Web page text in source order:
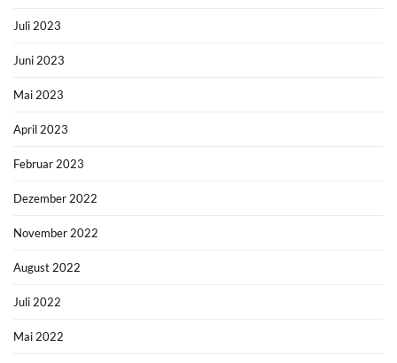
Juli 2023
Juni 2023
Mai 2023
April 2023
Februar 2023
Dezember 2022
November 2022
August 2022
Juli 2022
Mai 2022